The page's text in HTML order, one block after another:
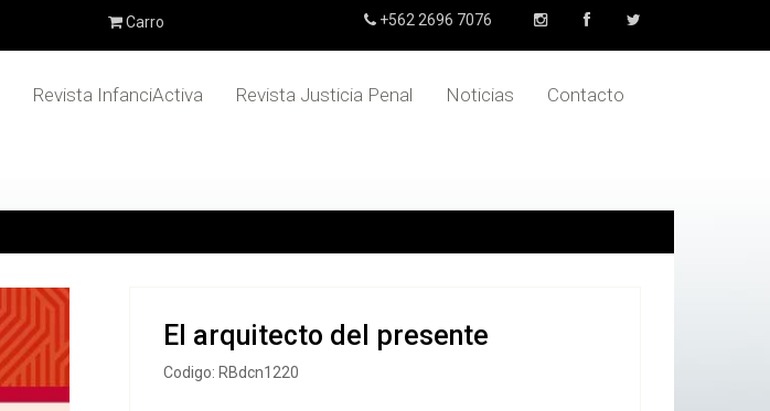
Carro +562 2696 7076
Revista InfanciActiva Revista Justicia Penal Noticias Contacto
El arquitecto del presente
Codigo: RBdcn1220